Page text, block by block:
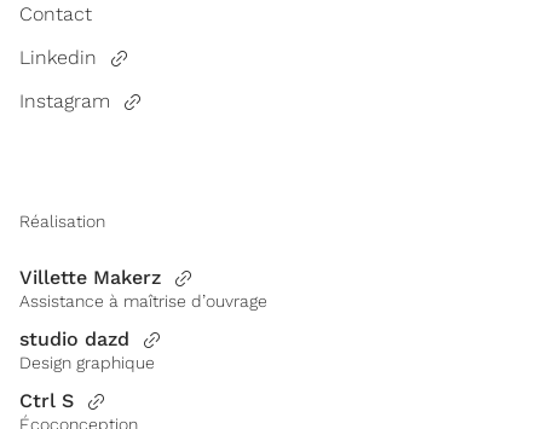
Contact
Linkedin
Instagram
Réalisation
Villette Makerz
Assistance à maîtrise d’ouvrage
studio dazd
Design graphique
Ctrl S
Écoconception